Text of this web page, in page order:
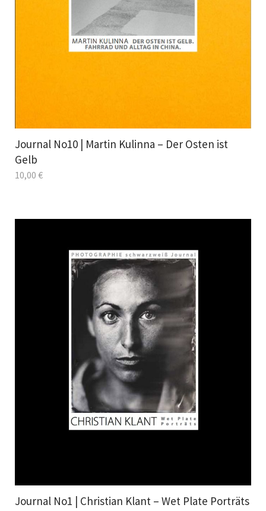
Journal No10 | Martin Kulinna – Der Osten ist
Gelb
10,00 €
Journal No1 | Christian Klant – Wet Plate Porträts